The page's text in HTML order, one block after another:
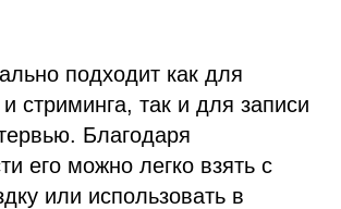
подходит как для
и стриминга, так и для записи
Благодаря
его можно легко взять с
или использовать в